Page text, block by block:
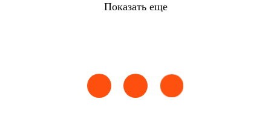
Показать еще
Сестринское дело Эпидемиология Медицинская помощь
Выберите направление